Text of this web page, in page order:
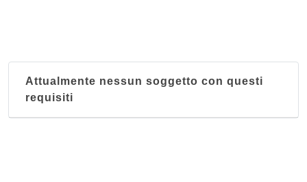
Nucleo territoriale San Vitale
Attualmente nessun soggetto con questi
requisiti